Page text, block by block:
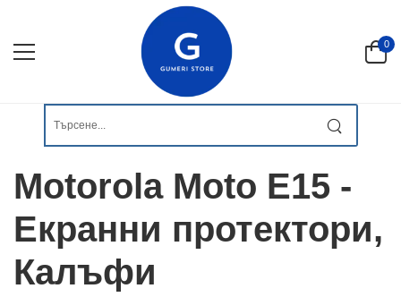
0
Motorola Moto E15 -
Екранни протектори,
Калъфи